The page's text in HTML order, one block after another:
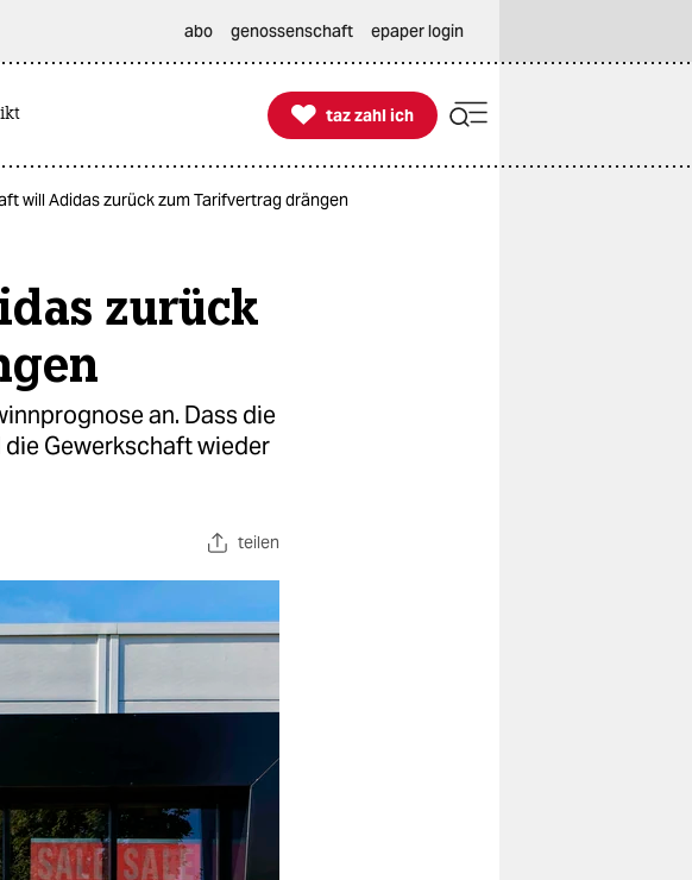
abo genossenschaft epaper login

taz zahl ich
taz zahl ich
will Adidas zurück zum Tarifvertrag drängen
zurück
an. Dass die
Gewerkschaft wieder
teilen